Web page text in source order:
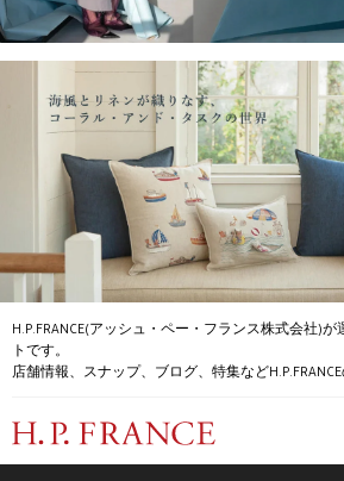
H.P.FRANCE(アッシュ・ペー・フランス株式会社)
トです。
店舗情報、スナップ、ブログ、特集など